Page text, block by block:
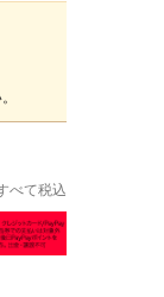
べて税込